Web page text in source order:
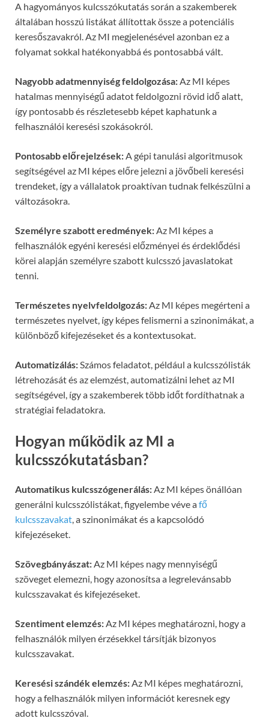
A hagyományos kulcsszókutatás során a szakemberek
általában hosszú listákat állítottak össze a potenciális
keresőszavakról. Az MI megjelenésével azonban ez a
folyamat sokkal hatékonyabbá és pontosabbá vált.
Nagyobb adatmennyiség feldolgozása:Az MI képes
hatalmas mennyiségű adatot feldolgozni rövid idő alatt,
így pontosabb és részletesebb képet kaphatunk a
felhasználói keresési szokásokról.
Pontosabb előrejelzések:A gépi tanulási algoritmusok
segítségével az MI képes előre jelezni a jövőbeli keresési
trendeket, így a vállalatok proaktívan tudnak felkészülni a
változásokra.
Személyre szabott eredmények:Az MI képes a
felhasználók egyéni keresési előzményei és érdeklődési
körei alapján személyre szabott kulcsszó javaslatokat
tenni.
Természetes nyelvfeldolgozás:Az MI képes megérteni a
természetes nyelvet, így képes felismerni a szinonimákat, a
különböző kifejezéseket és a kontextusokat.
Automatizálás:Számos feladatot, például a kulcsszólisták
létrehozását és az elemzést, automatizálni lehet az MI
segítségével, így a szakemberek több időt fordíthatnak a
stratégiai feladatokra.
Hogyan működik az MI a
kulcsszókutatásban?
Automatikus kulcsszógenerálás:Az MI képes önállóan
generálni kulcsszólistákat, figyelembe véve afő
kulcsszavakat, a szinonimákat és a kapcsolódó
kifejezéseket.
Szövegbányászat:Az MI képes nagy mennyiségű
szöveget elemezni, hogy azonosítsa a legrelevánsabb
kulcsszavakat és kifejezéseket.
Szentiment elemzés:Az MI képes meghatározni, hogy a
felhasználók milyen érzésekkel társítják bizonyos
kulcsszavakat.
Keresési szándék elemzés:Az MI képes meghatározni,
hogy a felhasználók milyen információt keresnek egy
adott kulcsszóval.